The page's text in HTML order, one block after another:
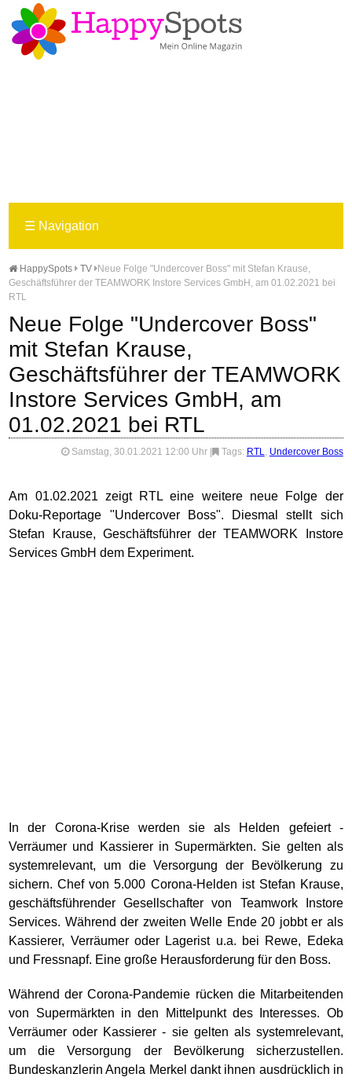
☰ Navigation
HappySpots TV
Neue Folge "Undercover Boss" mit Stefan Krause,
Geschäftsführer der TEAMWORK Instore Services GmbH, am 01.02.2021 bei
RTL
Neue Folge "Undercover Boss"
mit Stefan Krause,
Geschäftsführer der TEAMWORK
Instore Services GmbH, am
01.02.2021 bei RTL
Samstag, 30.01.2021 12:00 Uhr Tags: RTL, Undercover Boss
Am 01.02.2021 zeigt RTL eine weitere neue Folge der
Doku-Reportage "Undercover Boss". Diesmal stellt sich
Stefan Krause, Geschäftsführer der TEAMWORK Instore
Services GmbH dem Experiment.
In der Corona-Krise werden sie als Helden gefeiert -
Verräumer und Kassierer in Supermärkten. Sie gelten als
systemrelevant, um die Versorgung der Bevölkerung zu
sichern. Chef von 5.000 Corona-Helden ist Stefan Krause,
geschäftsführender Gesellschafter von Teamwork Instore
Services. Während der zweiten Welle Ende 20 jobbt er als
Kassierer, Verräumer oder Lagerist u.a. bei Rewe, Edeka
und Fressnapf. Eine große Herausforderung für den Boss.
Während der Corona-Pandemie rücken die Mitarbeitenden
von Supermärkten in den Mittelpunkt des Interesses. Ob
Verräumer oder Kassierer - sie gelten als systemrelevant,
um die Versorgung der Bevölkerung sicherzustellen.
Bundeskanzlerin Angela Merkel dankt ihnen ausdrücklich in